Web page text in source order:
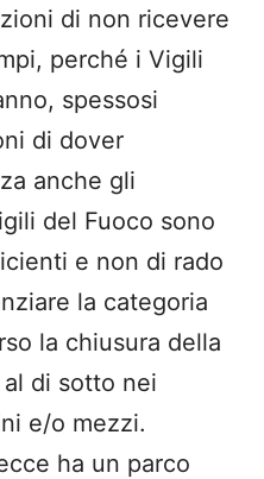
di non ricevere
perché i Vigili
spessosi
di dover
anche gli
del Fuoco sono
e non di rado
la categoria
la chiusura della
di sotto nei
e/o mezzi.
ha un parco